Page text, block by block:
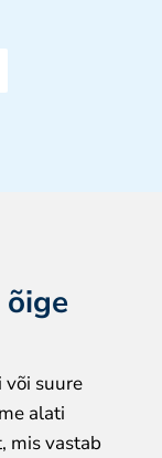
suure
alati
mis vastab